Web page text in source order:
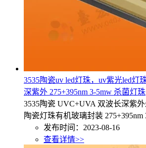
3535陶瓷uv led灯珠，uv紫光led灯
深紫外 275+395nm 3-5mw 杀菌灯珠
3535陶瓷 UVC+UVA 双波长深紫
陶瓷灯珠有机玻璃封装 275+395nm
发布时间：2023-08-16
查看详情>>